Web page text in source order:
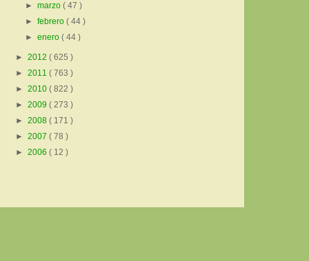
►marzo( 47 )
►febrero( 44 )
►enero( 44 )
► 2012 ( 625 )
► 2011 ( 763 )
► 2010 ( 822 )
► 2009 ( 273 )
► 2008 ( 171 )
► 2007 ( 78 )
► 2006 ( 12 )